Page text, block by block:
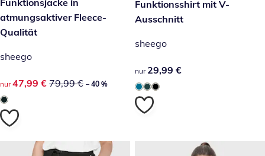
reduzierter Preis 47,99 €, vorheriger Preis: 79,99 €
-40 %
Funktionsjacke in
atmungsaktiver Fleece-
Qualität
sheego
reduzierter Preis 47,99 €, vorheriger Preis: 79,99 €
nur 47,99 € 79,99 € – 40 %
29,99 €
Funktionsshirt mit V-
Ausschnitt
sheego
29,99 €
nur 29,99 €